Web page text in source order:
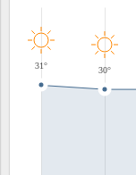
31° 30°